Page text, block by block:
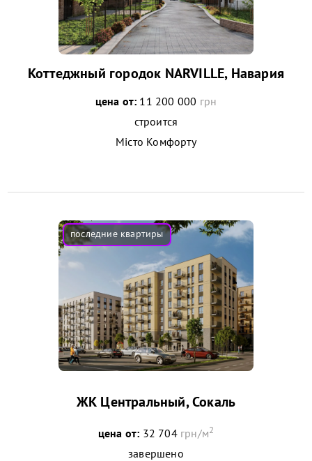
Коттеджный городок NARVILLE, Навария
цена от: 11 200 000 грн
строится
Місто Комфорту
ЖК Центральный, Сокаль
цена от: 32 704 грн/м2
завершено